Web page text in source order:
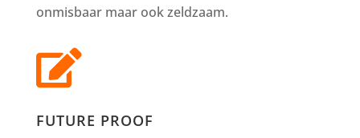
onmisbaar maar ook zeldzaam.

FUTURE PROOF